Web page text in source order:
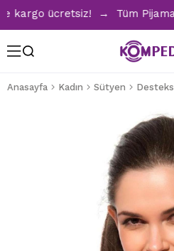
ücretsiz! → Tüm Pijama
Anasayfa Kadın Sütyen